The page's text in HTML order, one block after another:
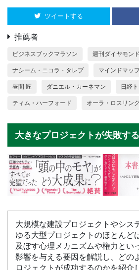
ツイートする
推薦者
ビジネスブックマラソン 週刊ダイヤモンド
ナシーム・ニコラ・タレブ マインドマッ
昼間 匠 ダニエル・カーネマン 日経
ティム・ハーフォード オーラ・ロスリン
大きなプロジェクトが失敗す
大規模な建設プロジェクトやシス
ゆる大型プロジェクトのほとんど
及ぼす心理メカニズムや権力とい
影響を与える要因を解説し、どの
ロジェクトが成功するのかを紹介